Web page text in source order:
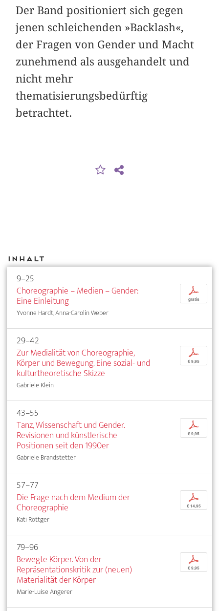
Der Band positioniert sich gegen
jenen schleichenden »Backlash«,
der Fragen von Gender und Macht
zunehmend als ausgehandelt und
nicht mehr
thematisierungsbedürftig
betrachtet.
Inhalt
9–25
Choreographie – Medien – Gender:
Eine Einleitung
Yvonne Hardt, Anna-Carolin Weber
p
gratis
29–42
Zur Medialität von Choreographie,
Körper und Bewegung. Eine sozial- und
kulturtheoretische Skizze
Gabriele Klein
p
€ 9,95
43–55
Tanz, Wissenschaft und Gender.
Revisionen und künstlerische
Positionen seit den 1990er
Gabriele Brandstetter
p
€ 9,95
57–77
Die Frage nach dem Medium der
Choreographie
Kati Röttger
p
€ 14,95
79–96
Bewegte Körper. Von der
Repräsentationskritik zur (neuen)
Materialität der Körper
Marie-Luise Angerer
p
€ 9,95